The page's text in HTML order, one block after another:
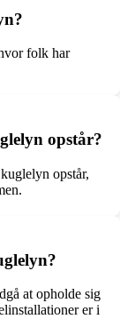
folk har
opstår?
opstår,
at opholde sig
er i